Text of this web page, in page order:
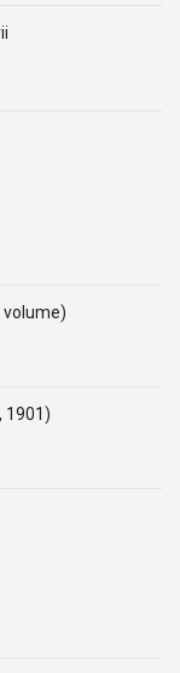
volume)
1901)